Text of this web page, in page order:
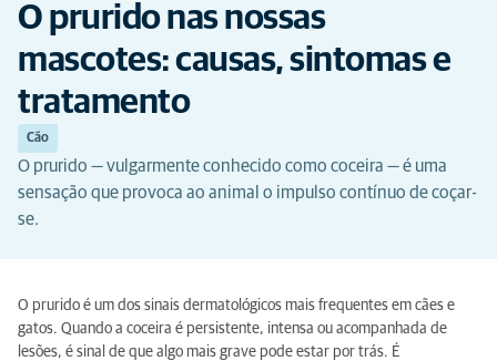
O prurido nas nossas
mascotes: causas, sintomas e
tratamento
Cão
O prurido — vulgarmente conhecido como coceira — é uma
sensação que provoca ao animal o impulso contínuo de coçar-
se.
O prurido é um dos sinais dermatológicos mais frequentes em cães e
gatos. Quando a coceira é persistente, intensa ou acompanhada de
lesões, é sinal de que algo mais grave pode estar por trás. É